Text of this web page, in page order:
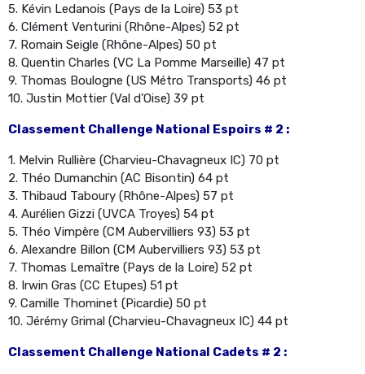
5. Kévin Ledanois (Pays de la Loire) 53 pt
6. Clément Venturini (Rhône-Alpes) 52 pt
7. Romain Seigle (Rhône-Alpes) 50 pt
8. Quentin Charles (VC La Pomme Marseille) 47 pt
9. Thomas Boulogne (US Métro Transports) 46 pt
10. Justin Mottier (Val d’Oise) 39 pt
Classement Challenge National Espoirs # 2 :
1. Melvin Rullière (Charvieu-Chavagneux IC) 70 pt
2. Théo Dumanchin (AC Bisontin) 64 pt
3. Thibaud Taboury (Rhône-Alpes) 57 pt
4. Aurélien Gizzi (UVCA Troyes) 54 pt
5. Théo Vimpère (CM Aubervilliers 93) 53 pt
6. Alexandre Billon (CM Aubervilliers 93) 53 pt
7. Thomas Lemaître (Pays de la Loire) 52 pt
8. Irwin Gras (CC Etupes) 51 pt
9. Camille Thominet (Picardie) 50 pt
10. Jérémy Grimal (Charvieu-Chavagneux IC) 44 pt
Classement Challenge National Cadets # 2 :